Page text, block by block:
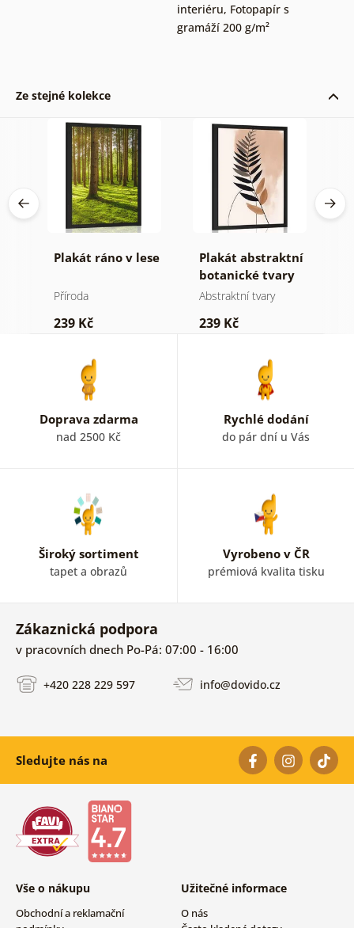
interiéru, Fotopapír s
gramáží 200 g/m²
Ze stejné kolekce
Plakát ráno v lese
Příroda
239 Kč
Plakát abstraktní
botanické tvary
kapradina
Abstraktní tvary
239 Kč
Doprava zdarma
nad 2500 Kč
Rychlé dodání
do pár dní u Vás
Široký sortiment
tapet a obrazů
Vyrobeno v ČR
prémiová kvalita tisku
Zákaznická podpora
v pracovních dnech Po-Pá: 07:00 - 16:00
+420 228 229 597 info@dovido.cz
Sledujte nás na
Vše o nákupu
Obchodní a reklamační
Užitečné informace
O nás